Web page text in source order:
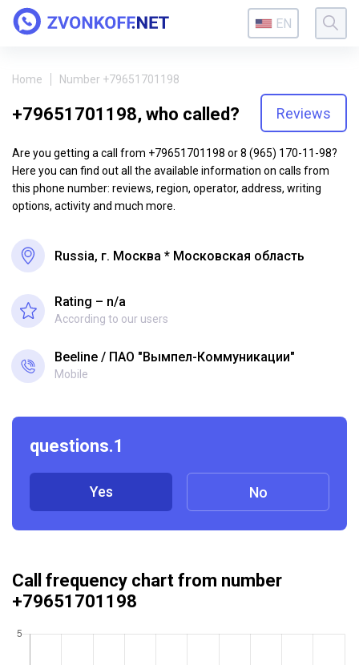
EN
Home Number +79651701198
+79651701198, who called? Reviews
Are you getting a call from +79651701198 or 8 (965) 170-11-98?
Here you can find out all the available information on calls from
this phone number: reviews, region, operator, address, writing
options, activity and much more.
Russia, г. Москва * Московская область
Rating – n/a
According to our users
Beeline ПАО "Вымпел-Коммуникации"
Mobile
questions.1
Yes No
Call frequency chart from number
+79651701198